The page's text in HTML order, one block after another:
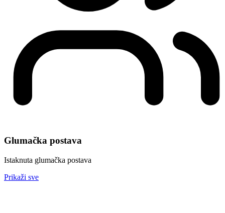
Glumačka postava
Istaknuta glumačka postava
Prikaži sve